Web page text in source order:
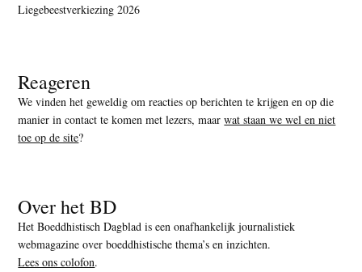
Liegebeestverkiezing 2026
Reageren
We vinden het geweldig om reacties op berichten te krijgen en op die
manier in contact te komen met lezers, maarwat staan we wel en niet
toe op de site?
Over het BD
Het Boeddhistisch Dagblad is een onafhankelijk journalistiek
webmagazine over boeddhistische thema’s en inzichten.
Lees ons colofon.